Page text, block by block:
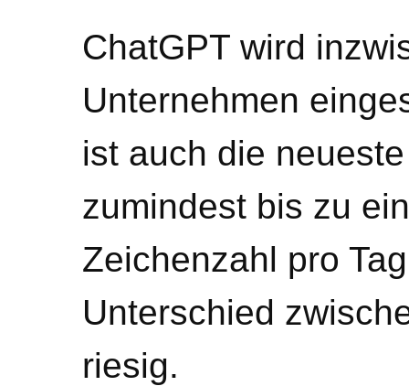
ChatGPT wird
Unternehmen
ist auch die
zumindest bis zu
Zeichenzahl pro
Unterschied
riesig.